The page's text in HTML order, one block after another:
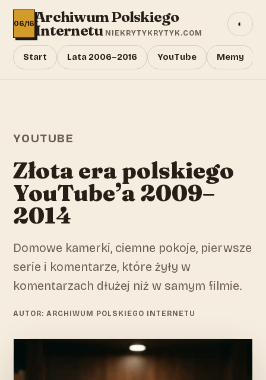
06/16Archiwum Polskiego
Internetu NIEKRYTYKRYTYK.COM
Start Lata 2006–2016 YouTube Memy
◐
YOUTUBE
Złota era polskiego
YouTube’a 2009–
2014
Domowe kamerki, ciemne pokoje, pierwsze
serie i komentarze, które żyły w
komentarzach dłużej niż w samym filmie.
AUTOR: ARCHIWUM POLSKIEGO INTERNETU